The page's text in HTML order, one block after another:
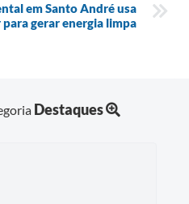
em Santo André usa
gerar energia limpa
Destaques